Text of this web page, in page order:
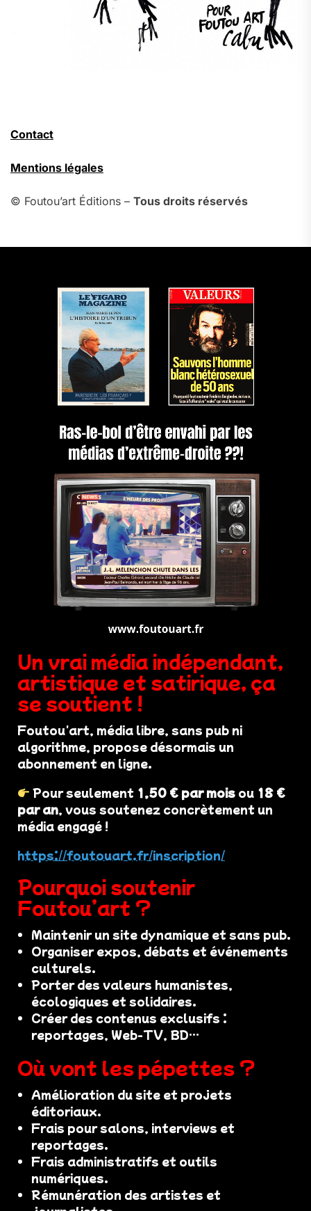
Contact
Mentions légales
© Foutou’art Éditions – Tous droits réservés
Un vrai média indépendant,
artistique et satirique, ça
se soutient !
Foutou'art, média libre, sans pub ni
algorithme, propose désormais un
abonnement en ligne.
Pour seulement 1,50 € par mois ou 18 €
par an, vous soutenez concrètement un
média engagé !
https://foutouart.fr/inscription/
Pourquoi soutenir
Foutou’art ?
Maintenir un site dynamique et sans pub.
Organiser expos, débats et événements
culturels.
Porter des valeurs humanistes,
écologiques et solidaires.
Créer des contenus exclusifs :
reportages, Web-TV, BD…
Où vont les pépettes ?
Amélioration du site et projets
éditoriaux.
Frais pour salons, interviews et
reportages.
Frais administratifs et outils
numériques.
Rémunération des artistes et